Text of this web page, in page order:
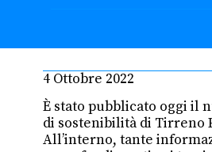
4 Ottobre 2022
È stato pubblicato oggi il
di sostenibilità di Tirreno
All’interno, tante